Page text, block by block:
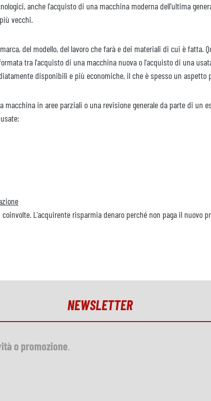
anche l'acquisto di una macchina moderna dell'ultima
vecchi.
del modello, del lavoro che farà e dei materiali di cui è
tra l'acquisto di una macchina nuova o l'acquisto di una
disponibili e più economiche, il che è spesso un
in aree parziali o una revisione generale da parte di un
L'acquirente risparmia denaro perché non paga il nuovo
NEWSLETTER
o promozione.